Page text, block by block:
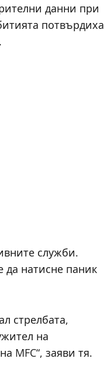
данни при
потвърдиха
служби.
натисне паник
стрелбата,
на
MFC“, заяви тя.